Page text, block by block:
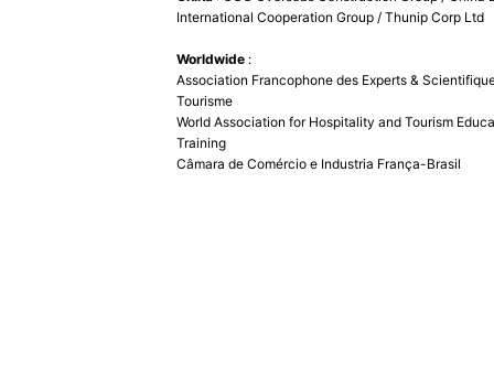
International Cooperation Group / Thunip Corp Ltd
Worldwide :
Association Francophone des Experts &
Tourisme
World Association for Hospitality and Tourism
Training
Câmara de Comércio e Industria França-Brasil